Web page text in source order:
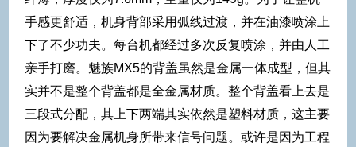
手感更舒适，机身背部采用弧线过渡，并在油漆喷涂上
下了不少功夫。每台机都经过多次反复喷涂，并由人工
亲手打磨。魅族MX5的背盖虽然是金属一体成型，但其
实并不是整个背盖都是全金属材质。整个背盖看上去是
三段式分配，其上下两端其实依然是塑料材质，这主要
因为要解决金属机身所带来信号问题。或许是因为工程